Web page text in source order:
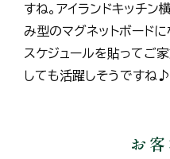
すね。アイランドキッチ
み型のマグネットボード
スケジュールを貼ってご
しても活躍しそうですね♪
お